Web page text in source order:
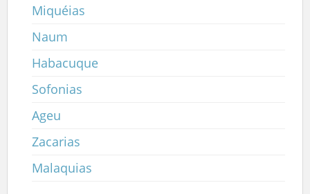
Miquéias
Naum
Habacuque
Sofonias
Ageu
Zacarias
Malaquias